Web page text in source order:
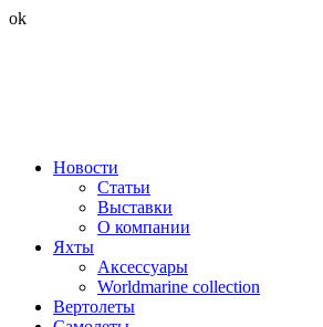
ok
Новости
Статьи
Выставки
О компании
Яхты
Аксессуары
Worldmarine collection
Вертолеты